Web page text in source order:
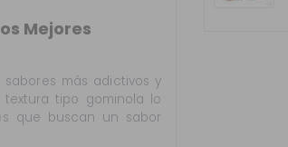
Mejores
más adictivos y
tipo gominola lo
que buscan un sabor